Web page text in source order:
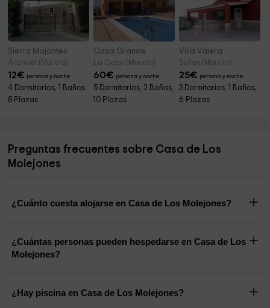
Sierra Mojantes
Archivel (Murcia)
12€ persona y noche
4 Dormitorios, 1 Baños,
8 Plazas
Casa Grande
La Copa (Murcia)
60€ persona y noche
5 Dormitorios, 2 Baños,
10 Plazas
Villa Valera
Bullas (Murcia)
25€ persona y noche
3 Dormitorios, 1 Baños,
6 Plazas
Preguntas frecuentes sobre Casa de Los
Molejones
¿Cuánto cuesta alojarse en Casa de Los Molejones?
¿Cuántas personas pueden hospedarse en Casa de Los
Molejones?
¿Hay piscina en Casa de Los Molejones?